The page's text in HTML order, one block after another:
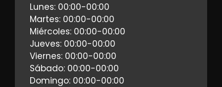
Lunes: 00:00-00:00
Martes: 00:00-00:00
Miércoles: 00:00-00:00
Jueves: 00:00-00:00
Viernes: 00:00-00:00
Sábado: 00:00-00:00
Domingo: 00:00-00:00